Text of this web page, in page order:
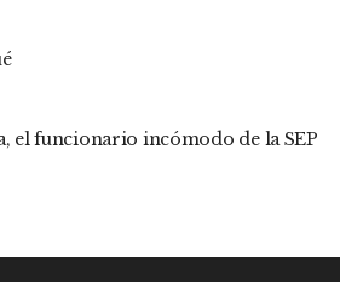
el funcionario incómodo de la SEP